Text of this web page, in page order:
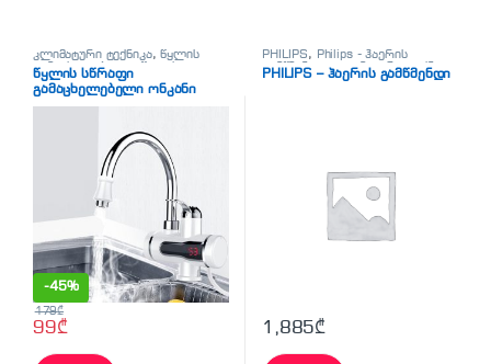
კლიმატური ტექნიკა,წყლის
გამაცხელებელი
წყლის
გამაცხელებელი ონკანი
წყლის სწრაფი
გამაცხელებელი ონკანი
-45%
99₾
179₾
PHILIPS, Philips - ჰაერის
გამწმენდი
,კლიმატური ტექნიკა
ჰაერის გამწმენდი
PHILIPS – ჰაერის გამწმენდი
1,885₾